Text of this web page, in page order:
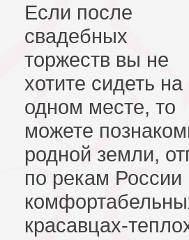
Если после
свадебных
торжеств вы не
хотите сидеть на
одном месте, то
можете
родной земли,
по рекам
красавцах-